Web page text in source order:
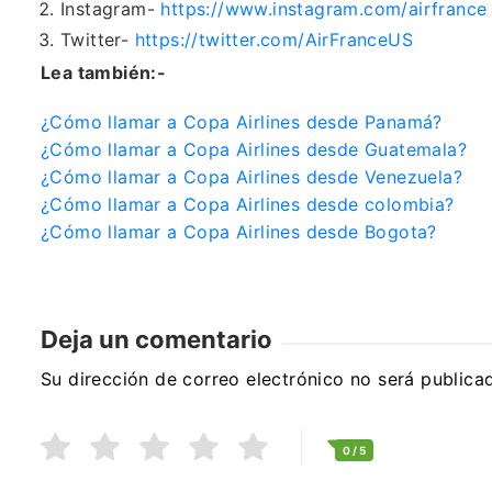
Instagram- https://www.instagram.com/airfrance
Twitter- https://twitter.com/AirFranceUS
Lea también:-
¿Cómo llamar a Copa Airlines desde Panamá?
¿Cómo llamar a Copa Airlines desde Guatemala?
¿Cómo llamar a Copa Airlines desde Venezuela?
¿Cómo llamar a Copa Airlines desde colombia?
¿Cómo llamar a Copa Airlines desde Bogota?
Deja un comentario
Su dirección de correo electrónico no será
0/ 5